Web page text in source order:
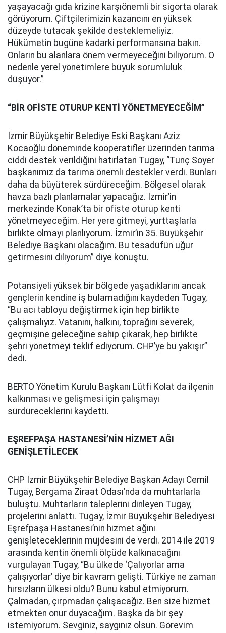
yaşayacağı gıda krizine karşıönemli bir sigorta olarak
görüyorum. Çiftçilerimizin kazancını en yüksek
düzeyde tutacak şekilde desteklemeliyiz.
Hükümetin bugüne kadarki performansına bakın.
Onların bu alanlara önem vermeyeceğini biliyorum. O
nedenle yerel yönetimlere büyük sorumluluk
düşüyor.”
“BİR OFİSTE OTURUP KENTİ YÖNETMEYECEĞİM”
İzmir Büyükşehir Belediye Eski Başkanı Aziz
Kocaoğlu döneminde kooperatifler üzerinden tarıma
ciddi destek verildiğini hatırlatan Tugay, “Tunç Soyer
başkanımız da tarıma önemli destekler verdi. Bunları
daha da büyüterek sürdüreceğim. Bölgesel olarak
havza bazlı planlamalar yapacağız. İzmir’in
merkezinde Konak’ta bir ofiste oturup kenti
yönetmeyeceğim. Her yere gitmeyi, yurttaşlarla
birlikte olmayı planlıyorum. İzmir’in 35. Büyükşehir
Belediye Başkanı olacağım. Bu tesadüfün uğur
getirmesini diliyorum” diye konuştu.
Potansiyeli yüksek bir bölgede yaşadıklarını ancak
gençlerin kendine iş bulamadığını kaydeden Tugay,
“Bu acı tabloyu değiştirmek için hep birlikte
çalışmalıyız. Vatanını, halkını, toprağını severek,
geçmişine geleceğine sahip çıkarak, hep birlikte
şehri yönetmeyi teklif ediyorum. CHP’ye bu yakışır”
dedi.
BERTO Yönetim Kurulu Başkanı Lütfi Kolat da ilçenin
kalkınması ve gelişmesi için çalışmayı
sürdüreceklerini kaydetti.
EŞREFPAŞA HASTANESİ’NİN HİZMET AĞI
GENİŞLETİLECEK
CHP İzmir Büyükşehir Belediye Başkan Adayı Cemil
Tugay, Bergama Ziraat Odası’nda da muhtarlarla
buluştu. Muhtarların taleplerini dinleyen Tugay,
projelerini anlattı. Tugay, İzmir Büyükşehir Belediyesi
Eşrefpaşa Hastanesi’nin hizmet ağını
genişleteceklerinin müjdesini de verdi. 2014 ile 2019
arasında kentin önemli ölçüde kalkınacağını
vurgulayan Tugay, “Bu ülkede ‘Çalıyorlar ama
çalışıyorlar’ diye bir kavram gelişti. Türkiye ne zaman
hırsızların ülkesi oldu? Bunu kabul etmiyorum.
Çalmadan, çırpmadan çalışacağız. Ben size hizmet
etmekten onur duyacağım. Başka da bir şey
istemiyorum. Sevginiz, saygınız olsun. Görevim